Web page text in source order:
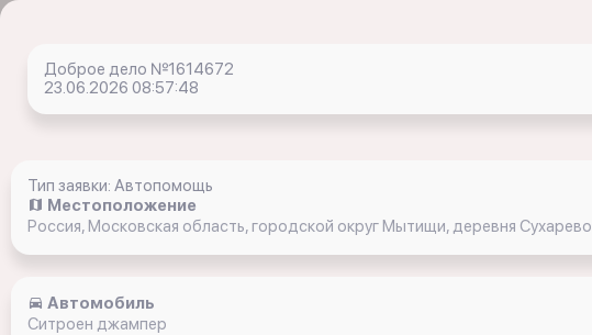
Доброе дело №1614672
23.06.2026 08:57:48
Тип заявки: Автопомощь
Местоположение
Россия, Московская область, городской округ Мытищи, деревня Сухарево
Автомобиль
Ситроен джампер